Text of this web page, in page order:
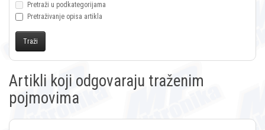
Pretraži u podkategorijama
Pretraživanje opisa artikla
Artikli koji odgovaraju traženim
pojmovima